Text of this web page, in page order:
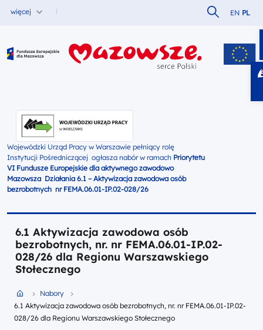
więcej Szukaj w
EN PL
Fundusze Europejskie dla Mazowsza
Wojewódzki Urząd Pracy w Warszawie pełniący rolę
Instytucji Pośredniczącej ogłasza nabór w ramach Priorytetu
VI Fundusze Europejskie dla aktywnego zawodowo
Mazowsza Działania 6.1 – Aktywizacja zawodowa osób
bezrobotnych nr FEMA.06.01-IP.02-028/26
6.1 Aktywizacja zawodowa osób
bezrobotnych, nr. nr FEMA.06.01-IP.02-
028/26 dla Regionu Warszawskiego
Stołecznego
Przejdź do strony głównej portalu
Nabory
6.1 Aktywizacja zawodowa osób bezrobotnych, nr. nr FEMA.06.01-IP.02-
028/26 dla Regionu Warszawskiego Stołecznego